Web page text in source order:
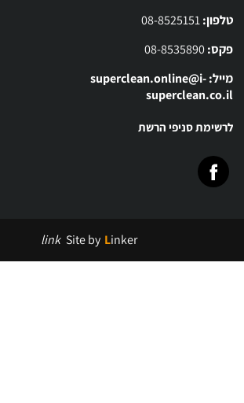
טלפון:
פקס:08-8535890
מייל: superclean.online@i-
superclean.co.il
לרשימת סניפי הרשת
link Site by Linker